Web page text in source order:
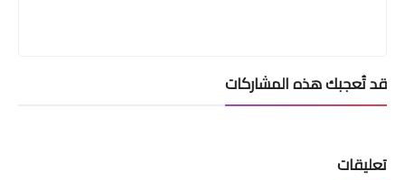
قد تُعجبك هذه المشاركات
تعليقات